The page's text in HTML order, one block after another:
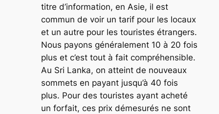
titre d’information, en Asie, il est
commun de voir un tarif pour les locaux
et un autre pour les touristes étrangers.
Nous payons généralement 10 à 20 fois
plus et c’est tout à fait compréhensible.
Au Sri Lanka, on atteint de nouveaux
sommets en payant jusqu’à 40 fois
plus. Pour des touristes ayant acheté
un forfait, ces prix démesurés ne sont